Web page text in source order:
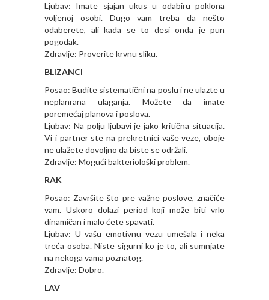
Ljubav: Imate sjajan ukus u odabiru poklona
voljenoj osobi. Dugo vam treba da nešto
odaberete, ali kada se to desi onda je pun
pogodak.
Zdravlje: Proverite krvnu sliku.
BLIZANCI
Posao: Budite sistematični na poslu i ne ulazte u
neplanrana ulaganja. Možete da imate
poremećaj planova i poslova.
Ljubav: Na polju ljubavi je jako kritična situacija.
Vi i partner ste na prekretnici vaše veze, oboje
ne ulažete dovoljno da biste se održali.
Zdravlje: Mogući bakteriološki problem.
RAK
Posao: Završite što pre važne poslove, značiće
vam. Uskoro dolazi period koji može biti vrlo
dinamičan i malo ćete spavati.
Ljubav: U vašu emotivnu vezu umešala i neka
treća osoba. Niste sigurni ko je to, ali sumnjate
na nekoga vama poznatog.
Zdravlje: Dobro.
LAV